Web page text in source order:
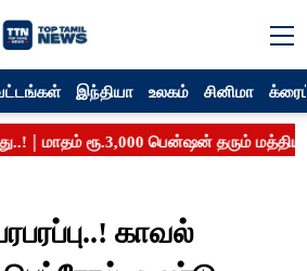
இந்தியா உலகம் சினிமா
காவல்